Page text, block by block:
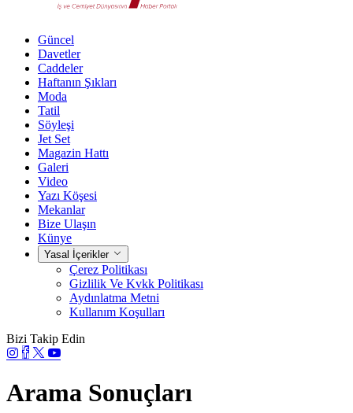
Güncel
Davetler
Caddeler
Haftanın Şıkları
Moda
Tatil
Söyleşi
Jet Set
Magazin Hattı
Galeri
Video
Yazı Köşesi
Mekanlar
Bize Ulaşın
Künye
Yasal İçerikler
Çerez Politikası
Gizlilik Ve Kvkk Politikası
Aydınlatma Metni
Kullanım Koşulları
Bizi Takip Edin
Arama Sonuçları